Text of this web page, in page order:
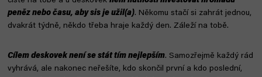
peněz nebo času, aby sis je užil(a). Někomu stačí si zahrát jednou,
dvakrát týdně, někdo třeba hraje každý den. Záleží na tobě.
Cílem deskovek není se stát tím nejlepším. Samozřejmě každý rád
vyhrává, ale nakonec neřešíte, kdo skončil první a kdo poslední,